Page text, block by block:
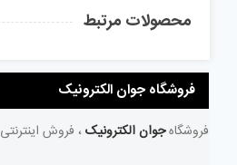
محصولات مرتبط
فروشگاه جوان الکترونیک
فروشگاهجوان الکترونیک ، فروش اینترنتی